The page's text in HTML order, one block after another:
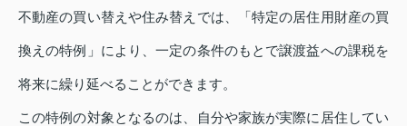
不動産の買い替えや住み替えでは、「特定の居住用財産の買
換えの特例」により、一定の条件のもとで譲渡益への課税を
将来に繰り延べることができます。
この特例の対象となるのは、自分や家族が実際に居住してい